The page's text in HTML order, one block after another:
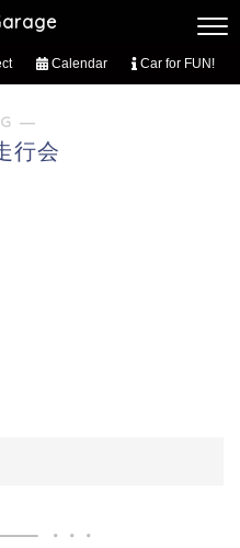
Calendar Car for FUN!
―
行会